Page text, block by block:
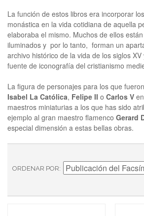
La función de estos libros era incorporar
monástica en la vida cotidiana de aquella
elaboraba el mismo. Muchos de ellos
iluminados y por lo tanto, forman un
archivo histórico de la vida de los siglos
fuente de iconografía del cristianismo
La figura de personajes para los que
Isabel La Católica, Felipe II o Carlos V
maestros miniaturias a los que has sido
ejemplo al gran maestro flamenco Gerard
especial dimensión a estas bellas obras.
ORDENAR POR